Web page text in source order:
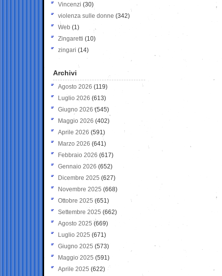
Vincenzi (30)
violenza sulle donne (342)
Web (1)
Zingaretti (10)
zingari (14)
Archivi
Agosto 2026 (119)
Luglio 2026 (613)
Giugno 2026 (545)
Maggio 2026 (402)
Aprile 2026 (591)
Marzo 2026 (641)
Febbraio 2026 (617)
Gennaio 2026 (652)
Dicembre 2025 (627)
Novembre 2025 (668)
Ottobre 2025 (651)
Settembre 2025 (662)
Agosto 2025 (669)
Luglio 2025 (671)
Giugno 2025 (573)
Maggio 2025 (591)
Aprile 2025 (622)